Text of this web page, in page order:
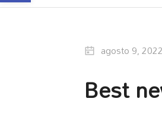
agosto 9, 2022
Best